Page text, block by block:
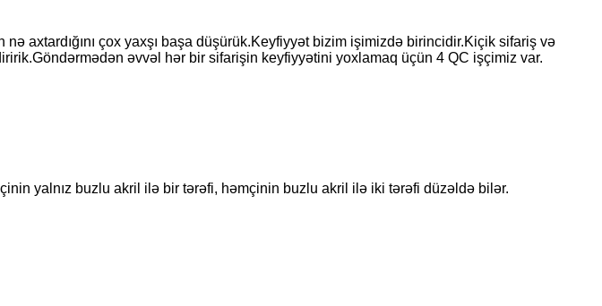
axtardığını çox yaxşı başa düşürük.Keyfiyyət bizim işimizdə birincidir.Kiçik sifariş və
əvvəl hər bir sifarişin keyfiyyətini yoxlamaq üçün 4 QC işçimiz var.
yalnız buzlu akril ilə bir tərəfi, həmçinin buzlu akril ilə iki tərəfi düzəldə bilər.